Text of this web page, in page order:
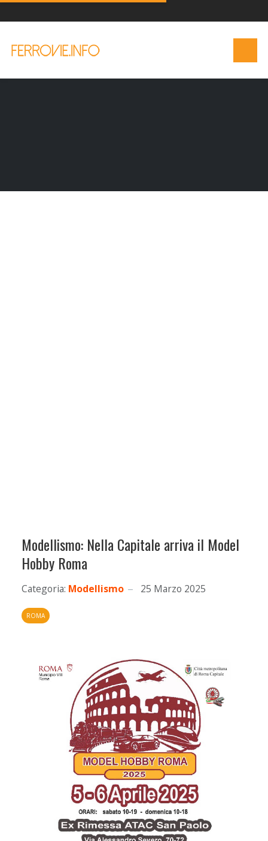
Modellismo: Nella Capitale arriva il Model
Hobby Roma
Categoria: Modellismo 25 Marzo 2025
ROMA